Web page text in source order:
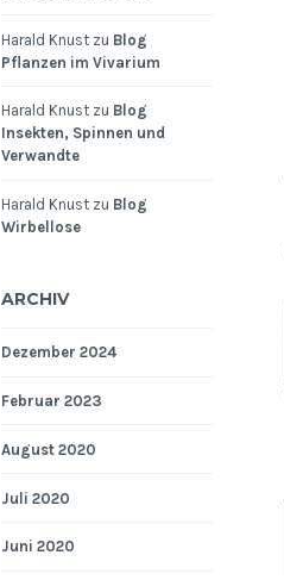
Harald Knustzu Blog
Pflanzen im Vivarium
Harald Knustzu Blog
Insekten, Spinnen und
Verwandte
Harald Knustzu Blog
Wirbellose
ARCHIV
Dezember 2024
Februar 2023
August 2020
Juli 2020
Juni 2020